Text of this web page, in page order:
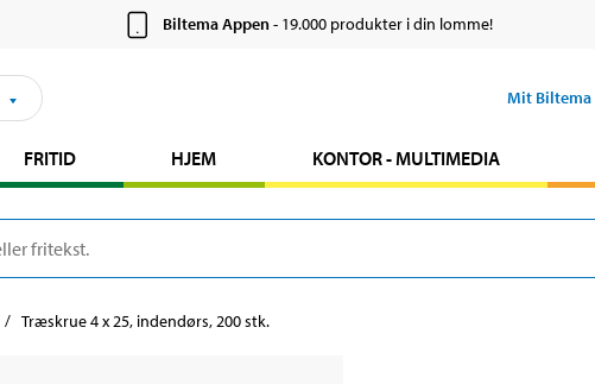
Biltema Appen- 19.000 produkter i din lomme!
Mit Biltema
FRITID HJEM KONTOR - MULTIMEDIA
Træskrue 4 x 25, indendørs, 200 stk.